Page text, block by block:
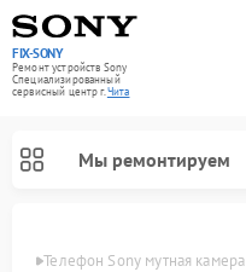
FIX-SONY
Ремонт устройств Sony
Специализированный
cервисный центр г.Чита
Мы ремонтируем
Телефон Sony мутная камера